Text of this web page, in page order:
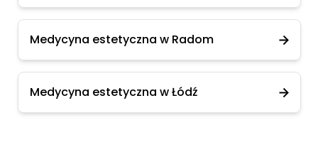
Medycyna estetyczna w Radom
Medycyna estetyczna w Łódź